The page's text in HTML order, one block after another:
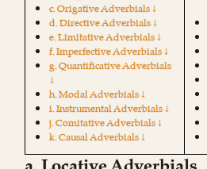
c. Origative Adverbials ↓
d. Directive Adverbials ↓
e. Limitative Adverbials ↓
f. Imperfective Adverbials ↓
g. Quantificative Adverbials
↓
h. Modal Adverbials ↓
i. Instrumental Adverbials ↓
j. Comitative Adverbials ↓
k. Causal Adverbials ↓